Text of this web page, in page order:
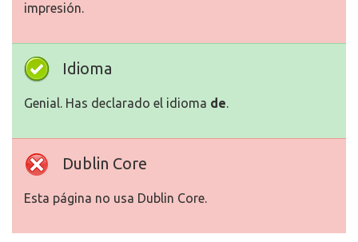
impresión.
Idioma
Genial. Has declarado el idioma de.
Dublin Core
Esta página no usa Dublin Core.